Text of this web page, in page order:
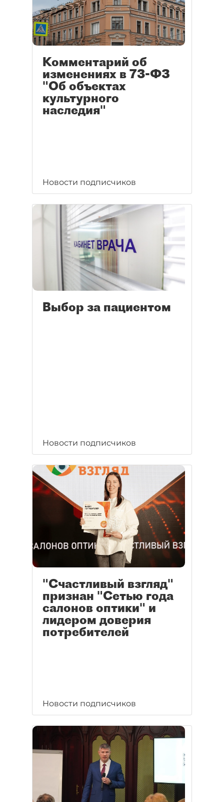
Комментарий об
изменениях в 73-ФЗ
"Об объектах
культурного
наследия"
Новости подписчиков
Выбор за пациентом
Новости подписчиков
"Счастливый взгляд"
признан "Сетью года
салонов оптики" и
лидером доверия
потребителей
Новости подписчиков